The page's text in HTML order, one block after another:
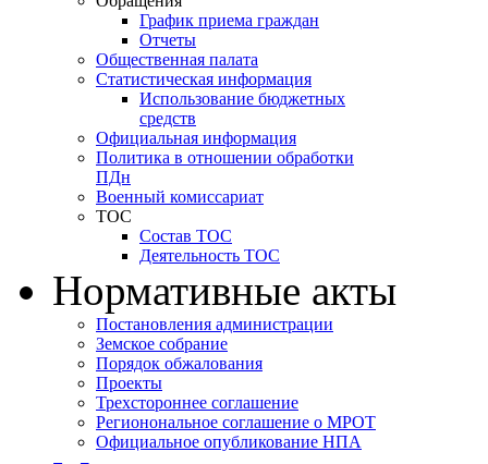
График приема граждан
Отчеты
Общественная палата
Статистическая информация
Использование бюджетных
средств
Официальная информация
Политика в отношении обработки
ПДн
Военный комиссариат
ТОС
Состав ТОС
Деятельность ТОС
Нормативные акты
Постановления администрации
Земское собрание
Порядок обжалования
Проекты
Трехстороннее соглашение
Регионональное соглашение о МРОТ
Официальное опубликование НПА